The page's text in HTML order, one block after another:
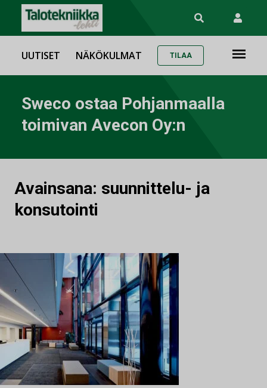
UUTISET NÄKÖKULMAT TILAA
Sweco ostaa Pohjanmaalla
toimivan Avecon Oy:n
Avainsana: suunnittelu- ja
konsutointi